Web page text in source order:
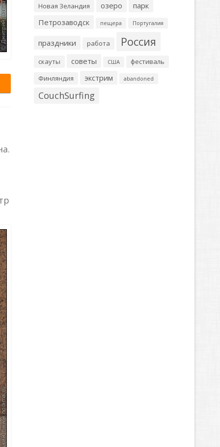
Новая Зеландия озеро
парк
Петрозаводск
пещера Португалия
праздники работа Россия
скауты советы США
фестиваль
Финляндия
экстрим abandoned
CouchSurfing